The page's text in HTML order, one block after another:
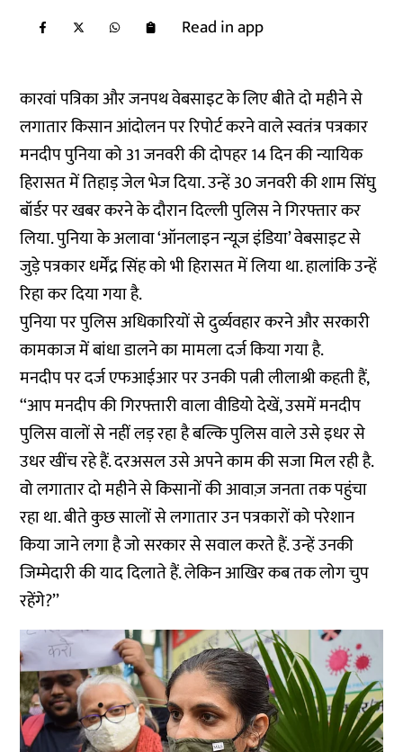
Read in app
कारवां पत्रिका और जनपथ वेबसाइट के लिए बीते दो महीने से
लगातार किसान आंदोलन पर रिपोर्ट करने वाले स्वतंत्र पत्रकार
मनदीप पुनिया को 31 जनवरी की दोपहर 14 दिन की न्यायिक
हिरासत में तिहाड़ जेल भेज दिया. उन्हें 30 जनवरी की शाम सिंघु
बॉर्डर पर खबर करने के दौरान दिल्ली पुलिस ने गिरफ्तार कर
लिया. पुनिया के अलावा ‘ऑनलाइन न्यूज इंडिया’ वेबसाइट से
जुड़े पत्रकार धर्मेंद्र सिंह को भी हिरासत में लिया था. हालांकि उन्हें
रिहा कर दिया गया है.
पुनिया पर पुलिस अधिकारियों से दुर्व्यवहार करने और सरकारी
कामकाज में बांधा डालने का मामला दर्ज किया गया है.
मनदीप पर दर्ज एफआईआर पर उनकी पत्नी लीलाश्री कहती हैं,
‘‘आप मनदीप की गिरफ्तारी वाला वीडियो देखें, उसमें मनदीप
पुलिस वालों से नहीं लड़ रहा है बल्कि पुलिस वाले उसे इधर से
उधर खींच रहे हैं. दरअसल उसे अपने काम की सजा मिल रही है.
वो लगातार दो महीने से किसानों की आवाज़ जनता तक पहुंचा
रहा था. बीते कुछ सालों से लगातार उन पत्रकारों को परेशान
किया जाने लगा है जो सरकार से सवाल करते हैं. उन्हें उनकी
जिम्मेदारी की याद दिलाते हैं. लेकिन आखिर कब तक लोग चुप
रहेंगे?’’